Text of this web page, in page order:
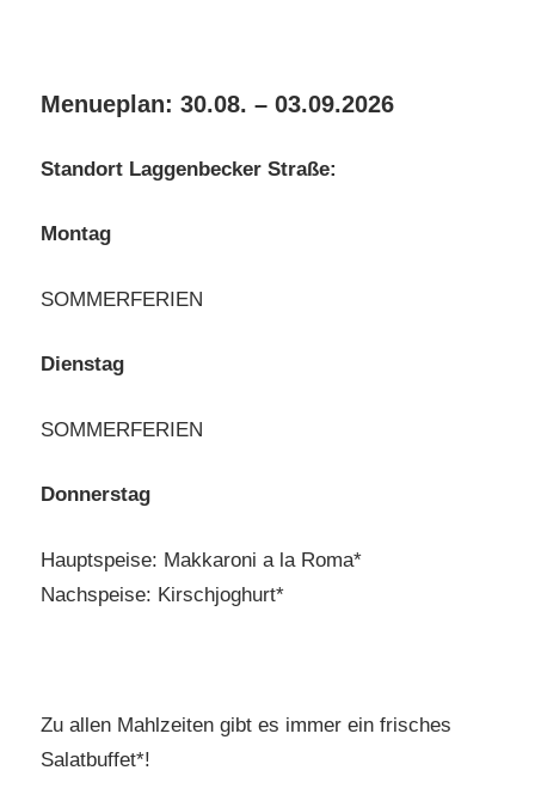
Menueplan: 30.08. – 03.09.2026
Standort Laggenbecker Straße:
Montag
SOMMERFERIEN
Dienstag
SOMMERFERIEN
Donnerstag
Hauptspeise: Makkaroni a la Roma*
Nachspeise: Kirschjoghurt*
Zu allen Mahlzeiten gibt es immer ein frisches
Salatbuffet*!